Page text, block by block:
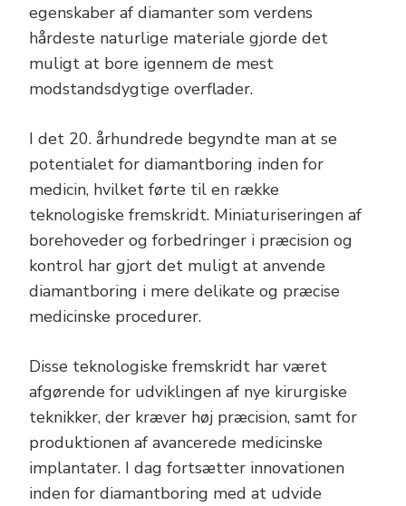
egenskaber af diamanter som verdens
hårdeste naturlige materiale gjorde det
muligt at bore igennem de mest
modstandsdygtige overflader.
I det 20. århundrede begyndte man at se
potentialet for diamantboring inden for
medicin, hvilket førte til en række
teknologiske fremskridt. Miniaturiseringen af
borehoveder og forbedringer i præcision og
kontrol har gjort det muligt at anvende
diamantboring i mere delikate og præcise
medicinske procedurer.
Disse teknologiske fremskridt har været
afgørende for udviklingen af nye kirurgiske
teknikker, der kræver høj præcision, samt for
produktionen af avancerede medicinske
implantater. I dag fortsætter innovationen
inden for diamantboring med at udvide